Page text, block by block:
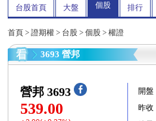
台股首頁 大盤 個股 排行
首頁 > 證期權 > 台股 > 個股 > 權證
3693 營邦
營邦 3693
539.00
開盤
昨收